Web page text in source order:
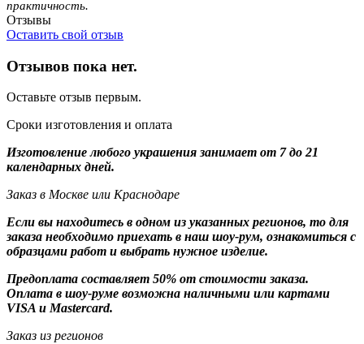
практичность.
Отзывы
Оставить свой отзыв
Отзывов пока нет.
Оставьте отзыв первым.
Сроки изготовления и оплата
Изготовление любого украшения занимает от 7 до 21
календарных дней.
Заказ в Москве или Краснодаре
Если вы находитесь в одном из указанных регионов, то для
заказа необходимо приехать в наш шоу-рум, ознакомиться с
образцами работ и выбрать нужное изделие.
Предоплата составляет 50% от стоимости заказа.
Оплата в шоу-руме возможна наличными или картами
VISA и Mastercard.
Заказ из регионов